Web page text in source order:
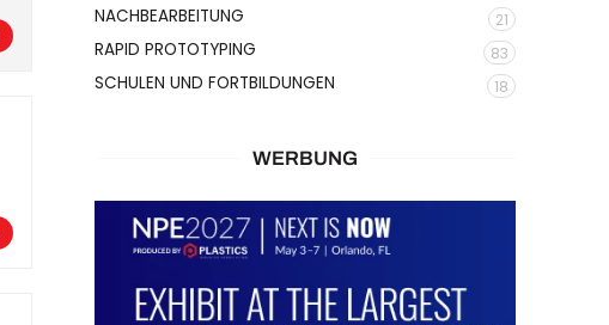
NACHBEARBEITUNG 21
RAPID PROTOTYPING 83
SCHULEN UND FORTBILDUNGEN 18
WERBUNG